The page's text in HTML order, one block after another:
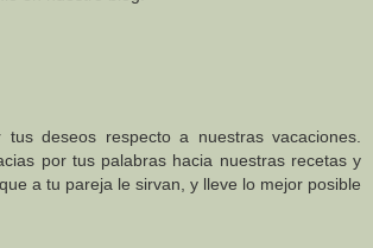
tus deseos respecto a nuestras vacaciones.
por tus palabras hacia nuestras recetas y
a tu pareja le sirvan, y lleve lo mejor posible